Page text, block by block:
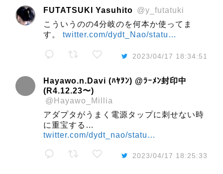
FUTATSUKI Yasuhito @y_futatuki
こういうのの4分岐のを何本か使ってま
す。 twitter.com/dydt_Nao/statu…
2023/04/17 18:34:51
Hayawo.n.Davi (ﾊﾔｦﾝ) @ﾗｰﾒﾝ封印中
(R4.12.23〜)
@Hayawo_Millia
アダプタがうまく電源タップに刺せない時
に重宝する…
twitter.com/dydt_nao/statu…
2023/04/17 18:25:33